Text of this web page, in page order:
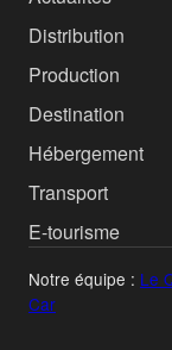
Distribution
Production
Destination
Hébergement
Transport
E-tourisme
Notre équipe : Le
Car